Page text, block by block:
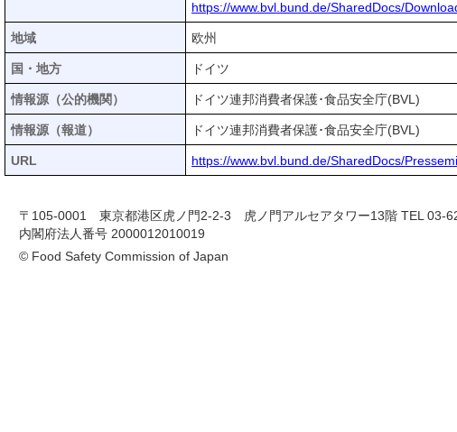
https://www.bvl.bund.de/SharedDocs/
地域 欧州
国・地方 ドイツ
情報源（公的機関） ドイツ連邦消費者保護･食品安全庁(BVL)
情報源（報道） ドイツ連邦消費者保護･食品安全庁(BVL)
URL https://www.bvl.bund.de/SharedDocs/
〒105-0001 東京都港区虎ノ門2-2-3 虎ノ門アルセアタワー13階 TEL 03-
内閣府法人番号 2000012010019
© Food Safety Commission of Japan